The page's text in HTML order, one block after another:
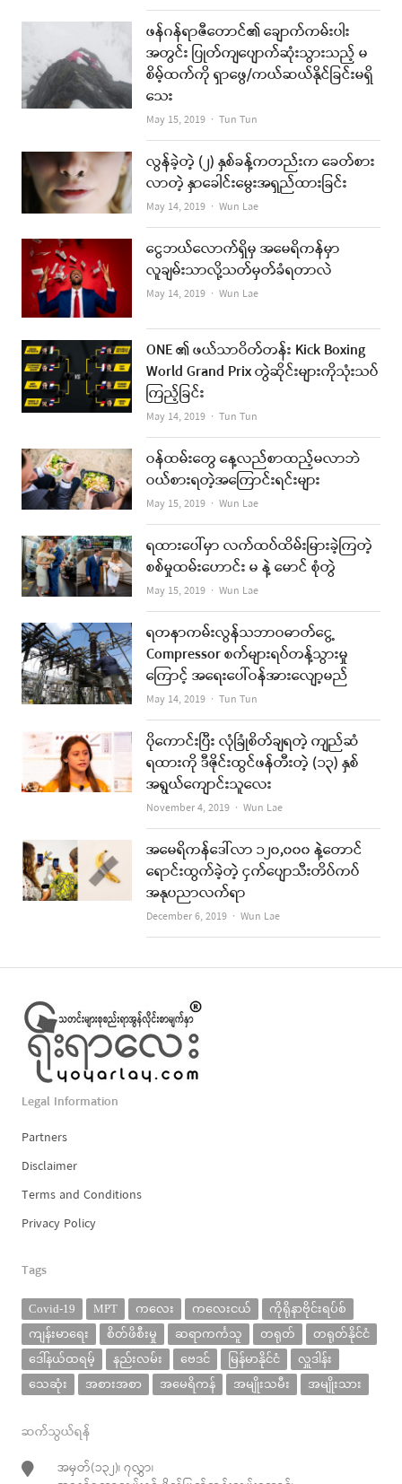
ဖန်ဂန်ရာဇီတောင်၏ ချောက်ကမ်းပါး
အတွင်း ပြုတ်ကျပျောက်ဆုံးသွားသည့် မ
စိမ့်ထက်ကို ရှာဖွေ/ကယ်ဆယ်နိုင်ခြင်းမရှိ
သေး
May 15, 2019 Author
Tun Tun
လွန်ခဲ့တဲ့ (၂) နှစ်ခန့်ကတည်းက ခေတ်စား
လာတဲ့ နှာခေါင်းမွေးအရှည်ထားခြင်း
May 14, 2019 Author
Wun Lae
ငွေဘယ်လောက်ရှိမှ အမေရိကန်မှာ
လူချမ်းသာလို့သတ်မှတ်ခံရတာလဲ
May 14, 2019 Author
Wun Lae
ONE ၏ ဖယ်သာဝိတ်တန်း Kick Boxing
World Grand Prix တွဲဆိုင်းများကိုသုံးသပ်
ကြည့်ခြင်း
May 14, 2019 Author
Tun Tun
ဝန်ထမ်းတွေ နေ့လည်စာထည့်မလာဘဲ
ဝယ်စားရတဲ့အကြောင်းရင်းများ
May 15, 2019 Author
Wun Lae
ရထားပေါ်မှာ လက်ထပ်ထိမ်းမြားခဲ့ကြတဲ့
စစ်မှုထမ်းဟောင်း မ နဲ့ မောင် စုံတွဲ
May 15, 2019 Author
Wun Lae
ရတနာကမ်းလွန်သဘာဝဓာတ်ငွေ့
Compressor စက်များရပ်တန့်သွားမှု
ကြောင့် အရေးပေါ်ဝန်အားလျော့မည်
May 14, 2019 Author
Tun Tun
ပိုကောင်းပြီး လုံခြုံစိတ်ချရတဲ့ ကျည်ဆံ
ရထားကို ဒီဇိုင်းထွင်ဖန်တီးတဲ့ (၁၃) နှစ်
အရွယ်ကျောင်းသူလေး
November 4, 2019 Author
Wun Lae
အမေရိကန်ဒေါ်လာ ၁၂၀,၀၀၀ နဲ့တောင်
ရောင်းထွက်ခဲ့တဲ့ ငှက်ပျောသီးတိပ်ကပ်
အနုပညာလက်ရာ
December 6, 2019 Author
Wun Lae
Legal Information
Partners
Disclaimer
Terms and Conditions
Privacy Policy
Tags
Covid-19 MPT ကလေး ကလေးငယ်
ကိုရိုနာဗိုင်းရပ်စ်
ကျန်းမာရေး
စိတ်ဖိစီးမှု ဆရာကင်္ကသူ တရုတ်
တရုတ်နိုင်ငံ
ဒေါ်နယ်ထရမ့်
နည်းလမ်း ဗေဒင် မြန်မာနိုင်ငံ
လှူဒါန်း
သေဆုံး
အစားအစာ အမေရိကန် အမျိုးသမီး အမျိုးသား
ဆက်သွယ်ရန်
အမှတ်(၁၃၂)၊ ၇လွှာ၊